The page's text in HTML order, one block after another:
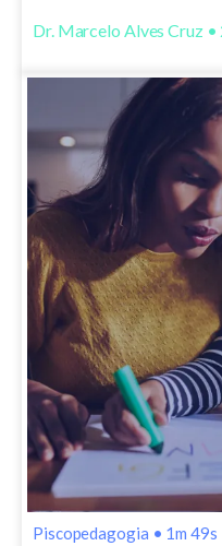
Dr. Marcelo Alves Cruz
Piscopedagogia • 1m 49s